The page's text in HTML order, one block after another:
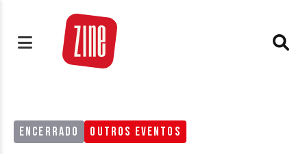
ENCERRADO OUTROS EVENTOS